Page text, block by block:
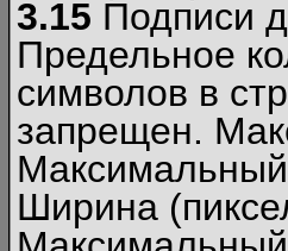
3.15 Подписи
Предельное
символов в
запрещен.
Ширина